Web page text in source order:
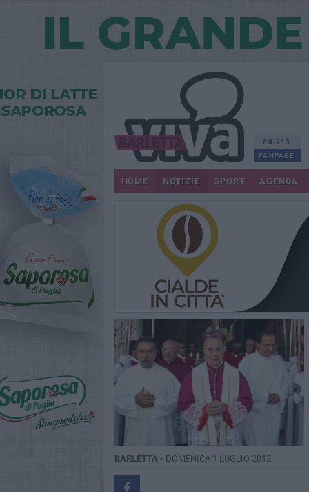
68.713
FANPAGE
HOME NOTIZIE SPORT AGENDA
BARLETTA - DOMENICA 1 LUGLIO 2012